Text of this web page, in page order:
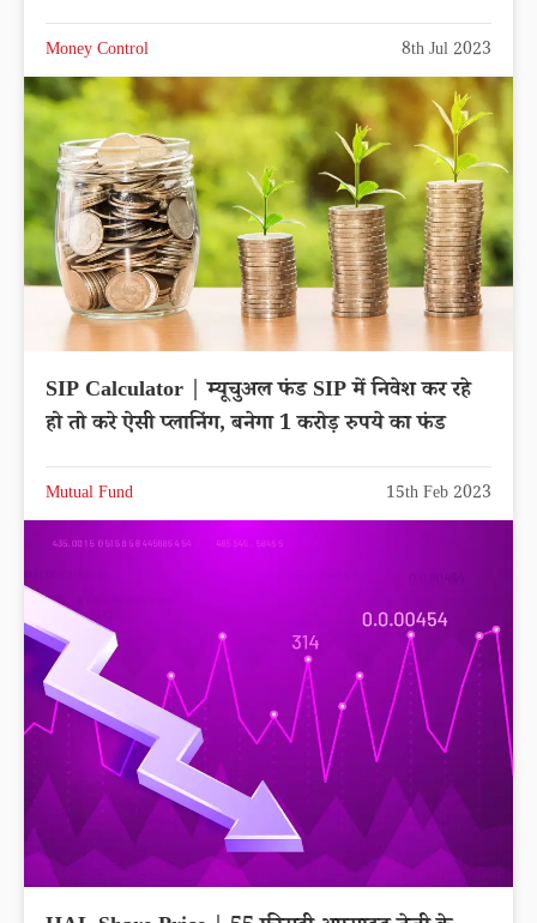
Money Control 8th Jul 2023
SIP Calculator | म्यूचुअल फंड SIP में निवेश कर रहे
हो तो करे ऐसी प्लानिंग, बनेगा 1 करोड़ रुपये का फंड
Mutual Fund 15th Feb 2023